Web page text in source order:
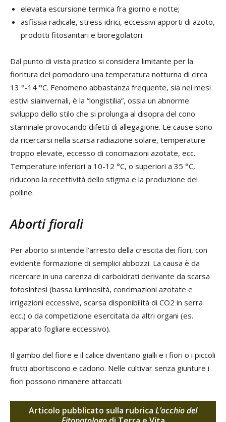
elevata escursione termica fra giorno e notte;
asfissia radicale, stress idrici, eccessivi apporti di azoto,
prodotti fitosanitari e bioregolatori.
Dal punto di vista pratico si considera limitante per la
fioritura del pomodoro una temperatura notturna di circa
13 °-14 °C. Fenomeno abbastanza frequente, sia nei mesi
estivi siainvernali, è la “longistilia”, ossia un abnorme
sviluppo dello stilo che si prolunga al disopra del cono
staminale provocando difetti di allegagione. Le cause sono
da ricercarsi nella scarsa radiazione solare, temperature
troppo elevate, eccesso di concimazioni azotate, ecc.
Temperature inferiori a 10-12 °C, o superiori a 35 °C,
riducono la recettività dello stigma e la produzione del
polline.
Aborti fiorali
Per aborto si intende l’arresto della crescita dei fiori, con
evidente formazione di semplici abbozzi. La causa è da
ricercare in una carenza di carboidrati derivante da scarsa
fotosintesi (bassa luminosità, concimazioni azotate e
irrigazioni eccessive, scarsa disponibilità di CO2 in serra
ecc.) o da competizione esercitata da altri organi (es.
apparato fogliare eccessivo).
Il gambo del fiore e il calice diventano gialli e i fiori o i piccoli
frutti abortiscono e cadono. Nelle cultivar senza giunture i
fiori possono rimanere attaccati.
Articolo pubblicato sulla rubrica L’occhio del